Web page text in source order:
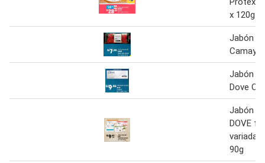
x 120g
Jabón
Camay
Jabón
Dove
Jabón
DOVE
variadas
90g